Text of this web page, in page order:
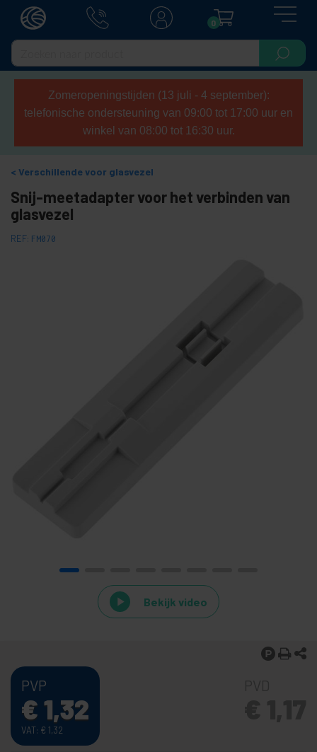
0
Zomeropeningstijden (13 juli - 4 september):
telefonische ondersteuning van 09:00 tot 17:00 uur en
winkel van 08:00 tot 16:30 uur.
Verschillende voor glasvezel
Snij-meetadapter voor het verbinden van
glasvezel
REF: FM070
Bekijk video
PVP
€1,32
VAT: € 1,32